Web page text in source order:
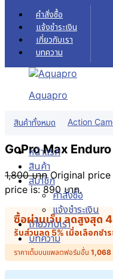
Skip to content
คำสั่งซื้อ
แจ้งชำระเงิน
เกี่ยวกับเรา
บทความ
Aquapro
สินค้าทั้งหมด Action
หน้าแรก
สินค้า
สมาชิก
คำสั่งซื้อ
แจ้งชำระเงิน
เกี่ยวกับเรา
บทความ
GoPro Max
1,800บาท Original price
price is: 890 บาท.
ซื้อผ่านเว็บ ลดสูงสุด
รับส่วนลด 5% เมื่อเลือกชำ
ราคาเต็มบนแพลตฟอร์มอื่น 1,068